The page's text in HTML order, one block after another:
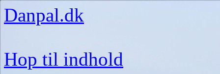
Danpal.dk
Hop til indhold